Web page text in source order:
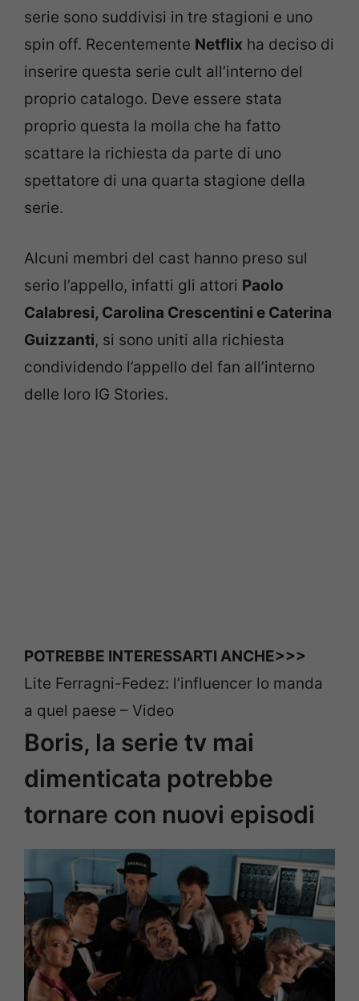
serie sono suddivisi in tre stagioni e uno
spin off. Recentemente Netflix ha deciso di
inserire questa serie cult all’interno del
proprio catalogo. Deve essere stata
proprio questa la molla che ha fatto
scattare la richiesta da parte di uno
spettatore di una quarta stagione della
serie.
Alcuni membri del cast hanno preso sul
serio l’appello, infatti gli attori Paolo
Calabresi, Carolina Crescentini e Caterina
Guizzanti, si sono uniti alla richiesta
condividendo l’appello del fan all’interno
delle loro IG Stories.
POTREBBE INTERESSARTI ANCHE>>>
Lite Ferragni-Fedez: l’influencer lo manda
a quel paese – Video
Boris, la serie tv mai
dimenticata potrebbe
tornare con nuovi episodi